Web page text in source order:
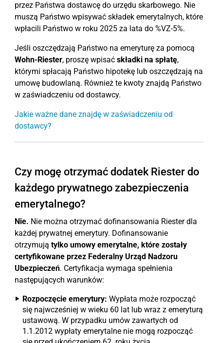
przez Państwa dostawcę do urzędu skarbowego. Nie
muszą Państwo wpisywać składek emerytalnych, które
wpłacili Państwo w roku 2025 za lata do %VZ-5%.
Jeśli oszczędzają Państwo na emeryturę za pomocą
Wohn-Riester, proszę wpisać składki na spłatę,
którymi spłacają Państwo hipotekę lub oszczędzają na
umowę budowlaną. Również te kwoty znajdą Państwo
w zaświadczeniu od dostawcy.
Jakie ważne dane znajdę w zaświadczeniu od
dostawcy?
Czy mogę otrzymać dodatek Riester do
każdego prywatnego zabezpieczenia
emerytalnego?
Nie. Nie można otrzymać dofinansowania Riester dla
każdej prywatnej emerytury. Dofinansowanie
otrzymują tylko umowy emerytalne, które zostały
certyfikowane przez Federalny Urząd Nadzoru
Ubezpieczeń. Certyfikacja wymaga spełnienia
następujących warunków:
Rozpoczęcie emerytury: Wypłata może rozpocząć
się najwcześniej w wieku 60 lat lub wraz z emeryturą
ustawową. W przypadku umów zawartych od
1.1.2012 wypłaty emerytalne nie mogą rozpocząć